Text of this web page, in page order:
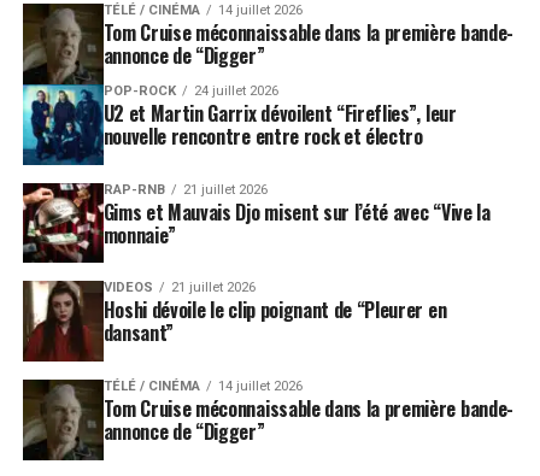
TÉLÉ / CINÉMA 14 juillet 2026
Tom Cruise méconnaissable dans la première bande-
annonce de “Digger”
POP-ROCK 24 juillet 2026
U2 et Martin Garrix dévoilent “Fireflies”, leur
nouvelle rencontre entre rock et électro
RAP-RNB 21 juillet 2026
Gims et Mauvais Djo misent sur l’été avec “Vive la
monnaie”
VIDEOS 21 juillet 2026
Hoshi dévoile le clip poignant de “Pleurer en
dansant”
TÉLÉ / CINÉMA 14 juillet 2026
Tom Cruise méconnaissable dans la première bande-
annonce de “Digger”